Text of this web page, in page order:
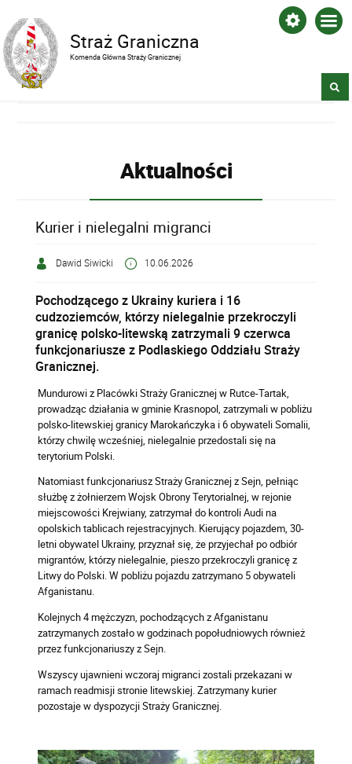
Straż Graniczna
Komenda Główna Straży Granicznej
Aktualności
Kurier i nielegalni migranci
Dawid Siwicki 10.06.2026
Pochodzącego z Ukrainy kuriera i 16
cudzoziemców, którzy nielegalnie przekroczyli
granicę polsko-litewską zatrzymali 9 czerwca
funkcjonariusze z Podlaskiego Oddziału Straży
Granicznej.
Mundurowi z Placówki Straży Granicznej w Rutce-Tartak,
prowadząc działania w gminie Krasnopol, zatrzymali w pobliżu
polsko-litewskiej granicy Marokańczyka i 6 obywateli Somalii,
którzy chwilę wcześniej, nielegalnie przedostali się na
terytorium Polski.
Natomiast funkcjonariusz Straży Granicznej z Sejn, pełniąc
służbę z żołnierzem Wojsk Obrony Terytorialnej, w rejonie
miejscowości Krejwiany, zatrzymał do kontroli Audi na
opolskich tablicach rejestracyjnych. Kierujący pojazdem, 30-
letni obywatel Ukrainy, przyznał się, że przyjechał po odbiór
migrantów, którzy nielegalnie, pieszo przekroczyli granicę z
Litwy do Polski. W pobliżu pojazdu zatrzymano 5 obywateli
Afganistanu.
Kolejnych 4 mężczyzn, pochodzących z Afganistanu
zatrzymanych zostało w godzinach popołudniowych również
przez funkcjonariuszy z Sejn.
Wszyscy ujawnieni wczoraj migranci zostali przekazani w
ramach readmisji stronie litewskiej. Zatrzymany kurier
pozostaje w dyspozycji Straży Granicznej.